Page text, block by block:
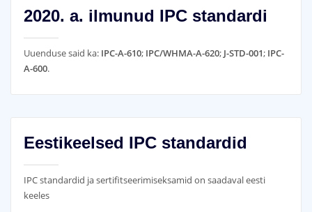
2020. a. ilmunud IPC standardi
Uuenduse said ka: IPC-A-610; IPC/WHMA-A-620; J-STD-001; IPC-
A-600.
Eestikeelsed IPC standardid
IPC standardid ja sertifitseerimiseksamid on saadaval eesti
keeles